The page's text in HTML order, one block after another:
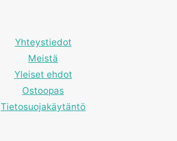
Yhteystiedot
Meistä
Yleiset ehdot
Ostoopas
Tietosuojakäytäntö